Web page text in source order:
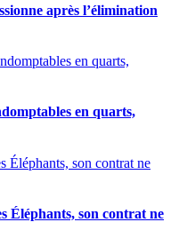
après l’élimination
en quarts,
Éléphants, son contrat ne